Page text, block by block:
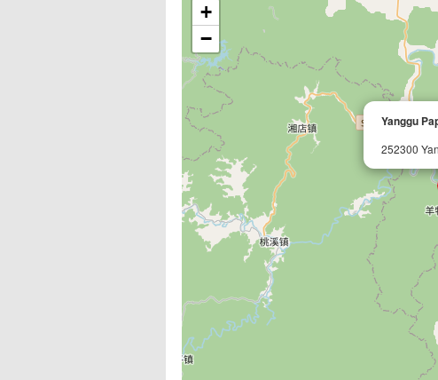
Yanggu
252300
+
−